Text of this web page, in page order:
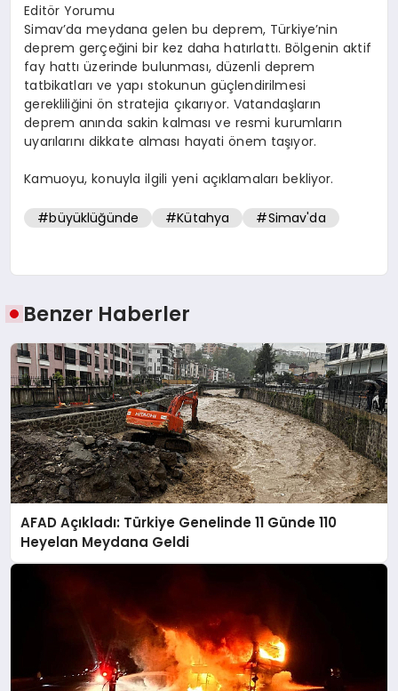
Editör Yorumu
Simav’da meydana gelen bu deprem, Türkiye’nin
deprem gerçeğini bir kez daha hatırlattı. Bölgenin aktif
fay hattı üzerinde bulunması, düzenli deprem
tatbikatları ve yapı stokunun güçlendirilmesi
gerekliliğini ön stratejia çıkarıyor. Vatandaşların
deprem anında sakin kalması ve resmi kurumların
uyarılarını dikkate alması hayati önem taşıyor.
Kamuoyu, konuyla ilgili yeni açıklamaları bekliyor.
#büyüklüğünde #Kütahya #Simav'da
Benzer Haberler
AFAD Açıkladı: Türkiye Genelinde 11 Günde 110
Heyelan Meydana Geldi